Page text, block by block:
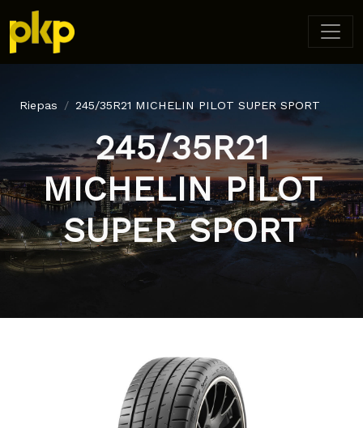
Riepas 245/35R21 MICHELIN PILOT SUPER SPORT
245/35R21
MICHELIN PILOT
SUPER SPORT